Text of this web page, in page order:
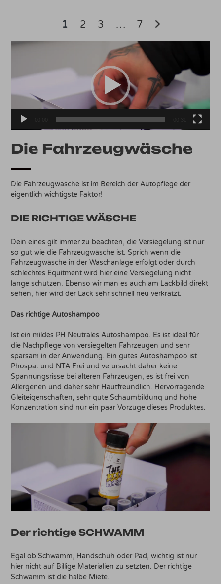
1 2 3 … 7
Video-
Die Fahrzeugwäsche
Die Fahrzeugwäsche ist im Bereich der Autopflege der
eigentlich wichtigste Faktor!
DIE RICHTIGE WÄSCHE
Dein eines gilt immer zu beachten, die Versiegelung ist nur
so gut wie die Fahrzeugwäsche ist. Sprich wenn die
Fahrzeugwäsche in der Waschanlage erfolgt oder durch
schlechtes Equitment wird hier eine Versiegelung nicht
lange schützen. Ebenso wir man es auch am Lackbild direkt
sehen, hier wird der Lack sehr schnell neu verkratzt.
Das richtige Autoshampoo
Ist ein mildes PH Neutrales Autoshampoo. Es ist ideal für
die Nachpflege von versiegelten Fahrzeugen und sehr
sparsam in der Anwendung. Ein gutes Autoshampoo ist
Phospat und NTA Frei und verursacht daher keine
Spannungsrisse bei älteren Fahrzeugen, es ist frei von
Allergenen und daher sehr Hautfreundlich. Hervorragende
Gleiteigenschaften, sehr gute Schaumbildung und hohe
Konzentration sind nur ein paar Vorzüge dieses Produktes.
Der richtige SCHWAMM
Egal ob Schwamm, Handschuh oder Pad, wichtig ist nur
hier nicht auf Billige Materialien zu setzten. Der richtige
Schwamm ist die halbe Miete.